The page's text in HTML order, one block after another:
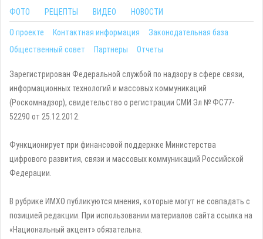
ФОТО
РЕЦЕПТЫ ВИДЕО НОВОСТИ
О проекте Контактная информация
Законодательная база
Общественный совет
Партнеры Отчеты
Зарегистрирован Федеральной службой по надзору в сфере связи,
информационных технологий и массовых коммуникаций
(Роскомнадзор), свидетельство о регистрации СМИ Эл № ФС77-
52290 от 25.12.2012.
Функционирует при финансовой поддержке Министерства
цифрового развития, связи и массовых коммуникаций Российской
Федерации.
В рубрике ИМХО публикуются мнения, которые могут не совпадать с
позицией редакции. При использовании материалов сайта ссылка на
«Национальный акцент» обязательна.